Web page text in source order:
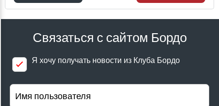
Проверка цен
Связаться с сайтом Бордо
Я хочу получать новости из Клуба Бордо